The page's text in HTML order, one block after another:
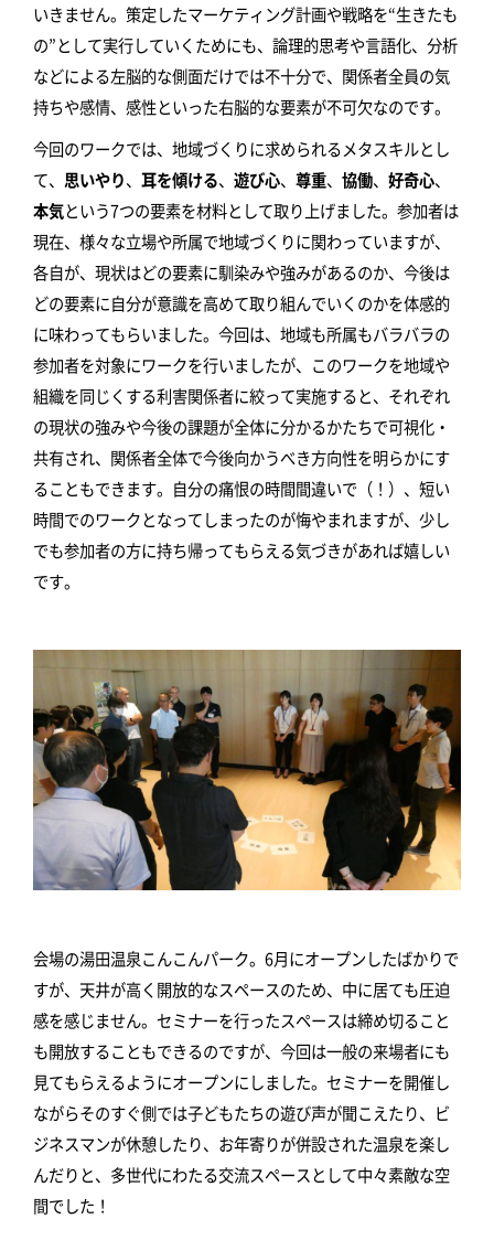
いきません。策定したマーケティング計画や戦略を“生きたも
の”として実行していくためにも、論理的思考や言語化、分析
などによる左脳的な側面だけでは不十分で、関係者全員の気
持ちや感情、感性といった右脳的な要素が不可欠なのです。
今回のワークでは、地域づくりに求められるメタスキルとし
て、 思いやり、 耳を傾ける、 遊び心、 尊重、 協働、 好奇心、
本気という7つの要素を材料として取り上げました。参加者は
現在、様々な立場や所属で地域づくりに関わっていますが、
各自が、現状はどの要素に馴染みや強みがあるのか、今後は
どの要素に自分が意識を高めて取り組んでいくのかを体感的
に味わってもらいました。今回は、地域も所属もバラバラの
参加者を対象にワークを行いましたが、このワークを地域や
組織を同じくする利害関係者に絞って実施すると、それぞれ
の現状の強みや今後の課題が全体に分かるかたちで可視化・
共有され、関係者全体で今後向かうべき方向性を明らかにす
ることもできます。自分の痛恨の時間間違いで（！）、短い
時間でのワークとなってしまったのが悔やまれますが、少し
でも参加者の方に持ち帰ってもらえる気づきがあれば嬉しい
です。
会場の湯田温泉こんこんパーク。6月にオープンしたばかりで
すが、天井が高く開放的なスペースのため、中に居ても圧迫
感を感じません。セミナーを行ったスペースは締め切ること
も開放することもできるのですが、今回は一般の来場者にも
見てもらえるようにオープンにしました。セミナーを開催し
ながらそのすぐ側では子どもたちの遊び声が聞こえたり、ビ
ジネスマンが休憩したり、お年寄りが併設された温泉を楽し
んだりと、多世代にわたる交流スペースとして中々素敵な空
間でした！